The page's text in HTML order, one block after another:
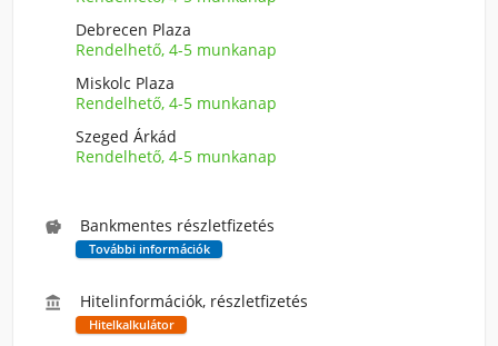
Debrecen Plaza
Rendelhető, 4-5 munkanap
Miskolc Plaza
Rendelhető, 4-5 munkanap
Szeged Árkád
Rendelhető, 4-5 munkanap
 Bankmentes részletfizetés
További információk
 Hitelinformációk, részletfizetés
Hitelkalkulátor